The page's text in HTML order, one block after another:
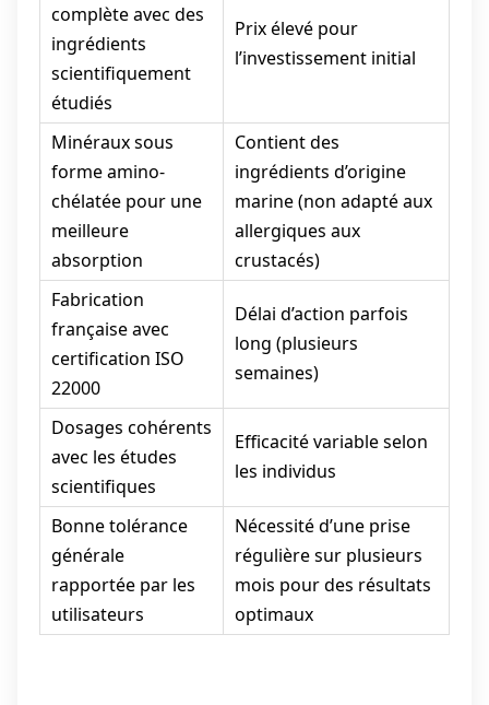
complète avec des
ingrédients
scientifiquement
étudiés
Prix élevé pour
l’investissement initial
Minéraux sous
forme amino-
chélatée pour une
meilleure
absorption
Contient des
ingrédients d’origine
marine (non adapté aux
allergiques aux
crustacés)
Fabrication
française avec
certification ISO
22000
Délai d’action parfois
long (plusieurs
semaines)
Dosages cohérents
avec les études
scientifiques
Efficacité variable selon
les individus
Bonne tolérance
générale
rapportée par les
utilisateurs
Nécessité d’une prise
régulière sur plusieurs
mois pour des résultats
optimaux